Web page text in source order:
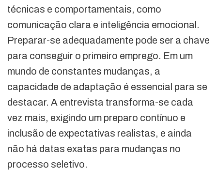
técnicas e comportamentais, como
comunicação clara e inteligência emocional.
Preparar-se adequadamente pode ser a chave
para conseguir o primeiro emprego. Em um
mundo de constantes mudanças, a
capacidade de adaptação é essencial para se
destacar. A entrevista transforma-se cada
vez mais, exigindo um preparo contínuo e
inclusão de expectativas realistas, e ainda
não há datas exatas para mudanças no
processo seletivo.